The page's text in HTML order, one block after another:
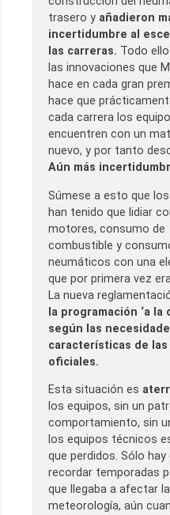
trasero y añadieron
incertidumbre al
las carreras. Todo
las innovaciones que
hace en cada gran
hace que
cada carrera los
encuentren con un
nuevo, y por tanto
Aún más
Súmese a esto que
han tenido que lidiar
motores, consumo de
combustible y
neumáticos con una
que por primera vez
La nueva
la programación ‘a la
según las
características de las
oficiales.
Esta situación es
los equipos, sin un
comportamiento, sin
los equipos técnicos
que perdidos. Sólo hay
recordar temporadas
que llegaba a afectar la
meteorología, aún